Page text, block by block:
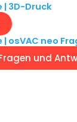
| 3D-Druck
osVAC neo
und